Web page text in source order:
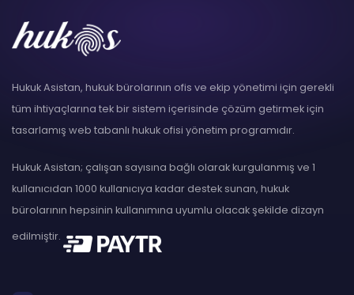
Hukuk Asistan, hukuk bürolarının ofis ve ekip yönetimi için gerekli
tüm ihtiyaçlarına tek bir sistem içerisinde çözüm getirmek için
tasarlamış web tabanlı hukuk ofisi yönetim programıdır.
Hukuk Asistan; çalışan sayısına bağlı olarak kurgulanmış ve 1
kullanıcıdan 1000 kullanıcıya kadar destek sunan, hukuk
bürolarının hepsinin kullanımına uyumlu olacak şekilde dizayn
edilmiştir.